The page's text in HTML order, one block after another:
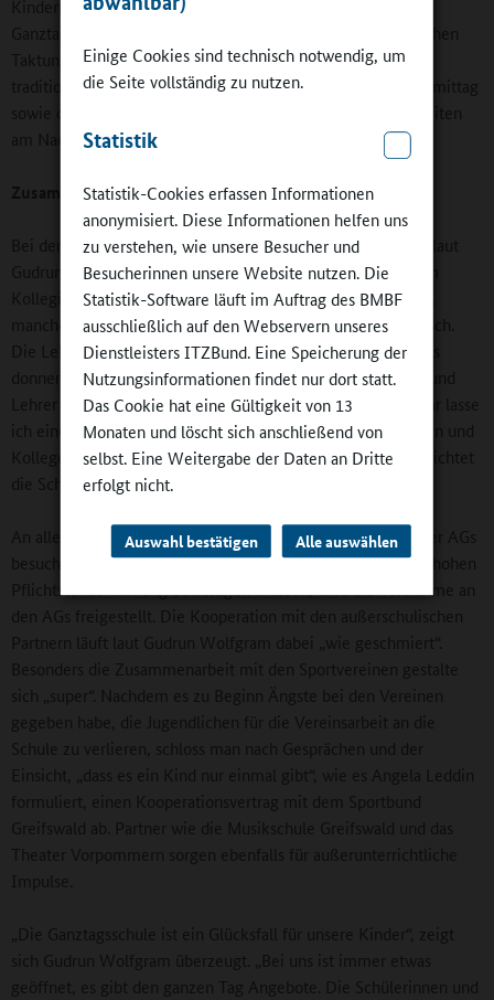
Einige Cookies sind technisch notwendig, um
die Seite vollständig zu nutzen.
Statistik
Statistik-Cookies erfassen Informationen
anonymisiert. Diese Informationen helfen uns
zu verstehen, wie unsere Besucher und
Besucherinnen unsere Website nutzen. Die
Statistik-Software läuft im Auftrag des BMBF
ausschließlich auf den Webservern unseres
Dienstleisters ITZBund. Eine Speicherung der
Nutzungsinformationen findet nur dort statt.
Das Cookie hat eine Gültigkeit von 13
Monaten und löscht sich anschließend von
selbst. Eine Weitergabe der Daten an Dritte
erfolgt nicht.
Auswahl bestätigen Alle auswählen
Kindern verinnerlicht haben“, wie Gudrun Wolfgram, die
Ganztagskoordinatorin, meint. Abgesehen von dieser zeitlichen
Taktung haben es Schulleitung und Kollegium bei der
traditionellen Trennung von Fachunterrichtsstunden am Vormittag
sowie den Arbeitsgemeinschaften und den Hausaufgabenzeiten
am Nachmittag nach dem Mittagessen belassen.
Zusammenarbeit mit Sportvereinen läuft wie geschmiert
Bei der Einführung der gebundenen Ganztagsschule gab es laut
Gudrun Wolfgram und Angela Leddin keinen Widerstand im
Kollegium. „Manche mögen es, am Nachmittag zu arbeiten,
manche mögen es nicht“, bilanziert die Schulleiterin lakonisch.
Die Lehrkräfte sind in den Hausaufgabenzeiten dienstags bis
donnerstags im Einsatz. Außerdem bieten die Lehrerinnen und
Lehrer auch Arbeitsgemeinschaften an. „Vor jedem Schuljahr lasse
ich einen Wunschzettel rumgehen, in denen die Kolleginnen und
Kollegen eintragen können, was sie anbieten möchten“, berichtet
die Schulleiterin.
An allen Wochentagen müssen die Schülerinnen und Schüler AGs
besuchen. Den Jugendlichen aus oberen Klassen, die einen hohen
Pflichtstundenumfang bewältigen müssen, wird die Teilnahme an
den AGs freigestellt. Die Kooperation mit den außerschulischen
Partnern läuft laut Gudrun Wolfgram dabei „wie geschmiert“.
Besonders die Zusammenarbeit mit den Sportvereinen gestalte
sich „super“. Nachdem es zu Beginn Ängste bei den Vereinen
gegeben habe, die Jugendlichen für die Vereinsarbeit an die
Schule zu verlieren, schloss man nach Gesprächen und der
Einsicht, „dass es ein Kind nur einmal gibt“, wie es Angela Leddin
formuliert, einen Kooperationsvertrag mit dem Sportbund
Greifswald ab. Partner wie die Musikschule Greifswald und das
Theater Vorpommern sorgen ebenfalls für außerunterrichtliche
Impulse.
„Die Ganztagsschule ist ein Glücksfall für unsere Kinder“, zeigt
sich Gudrun Wolfgram überzeugt. „Bei uns ist immer etwas
geöffnet, es gibt den ganzen Tag Angebote. Die Schülerinnen und